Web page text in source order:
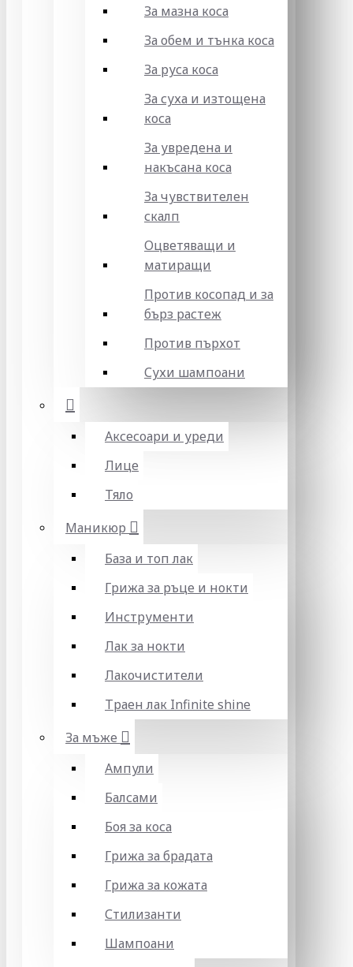
За мазна коса
За обем и тънка коса
За руса коса
За суха и изтощена
коса
За увредена и
накъсана коса
За чувствителен
скалп
Оцветяващи и
матиращи
Против косопад и за
бърз растеж
Против пърхот
Сухи шампоани
Аксесоари и уреди
Лице
Тяло
Маникюр
База и топ лак
Грижа за ръце и нокти
Инструменти
Лак за нокти
Лакочистители
Траен лак Infinite shine
За мъже
Ампули
Балсами
Боя за коса
Грижа за брадата
Грижа за кожата
Стилизанти
Шампоани